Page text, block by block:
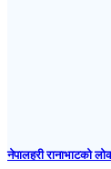
नेपालहरी रानाभाटको